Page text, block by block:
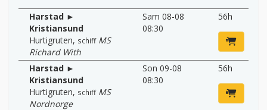
Harstad ►
Kristiansund
Hurtigruten, schiff MS
Richard With
Sam 08-08
08:30
56h
Harstad ►
Kristiansund
Hurtigruten, schiff MS
Nordnorge
Son 09-08
08:30
56h